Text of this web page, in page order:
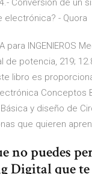
Conversión de un
electrónica? - Quora
para INGENIEROS
potencia, 219;
libro es
Conceptos
y diseño de
que quieren
puedes
Digital que